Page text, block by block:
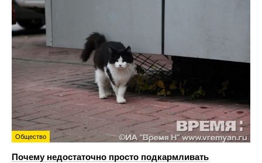
Общество
Почему недостаточно просто подкармливать